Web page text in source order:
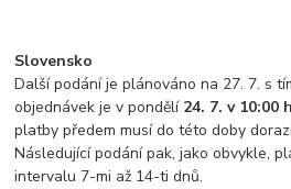
Slovensko
Další podání je plánováno na 27. 7. s
objednávek je v pondělí24. 7. v 10:00
platby předem musí do této doby
Následující podání pak, jako obvykle,
intervalu 7-mi až 14-ti dnů.